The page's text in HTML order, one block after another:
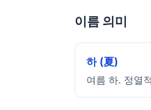
이름 의미
하 (夏)
여름 하. 정열